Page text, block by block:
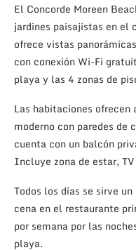
El Concorde Moreen
jardines paisajistas en el
ofrece vistas
con conexión Wi-Fi
playa y las 4 zonas de
Las habitaciones
moderno con paredes de
cuenta con un balcón
Incluye zona de estar,
Todos los días se sirve
cena en el restaurante
por semana por las
playa.